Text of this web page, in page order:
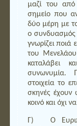
μαζί του από
σημείο που
δύο μέρη με
ο συνδυασμός
γνωρίζει ποιά
του Μενελάου
καταλάβει
συνωνυμία.
στοιχεία το
σκηνές έχουν
κοινό και όχι
Γ) Ο